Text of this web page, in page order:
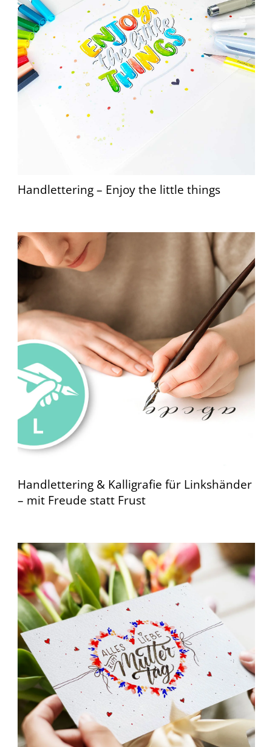
Handlettering – Enjoy the little things
Handlettering & Kalligrafie für Linkshänder
– mit Freude statt Frust